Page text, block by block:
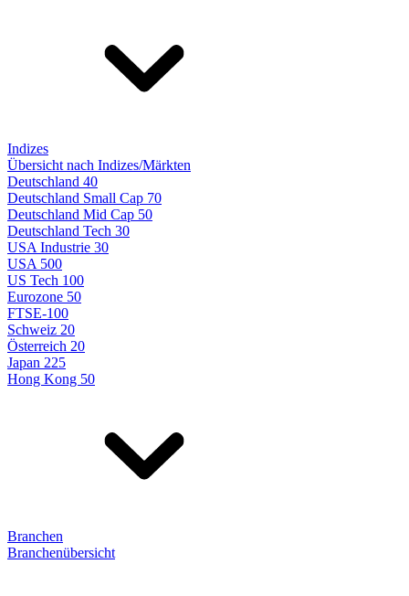
Indizes
Übersicht nach Indizes/Märkten
Deutschland 40
Deutschland Small Cap 70
Deutschland Mid Cap 50
Deutschland Tech 30
USA Industrie 30
USA 500
US Tech 100
Eurozone 50
FTSE-100
Schweiz 20
Österreich 20
Japan 225
Hong Kong 50
Branchen
Branchenübersicht